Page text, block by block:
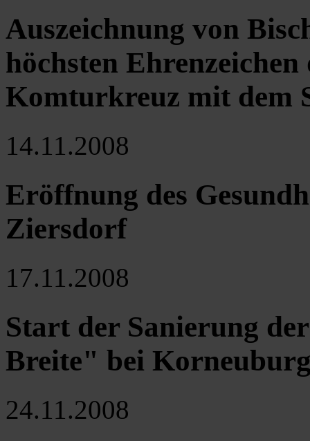
Auszeichnung von
höchsten
Komturkreuz mit dem
14.11.2008
Eröffnung des
Ziersdorf
17.11.2008
Start der Sanierung
Breite" bei
24.11.2008